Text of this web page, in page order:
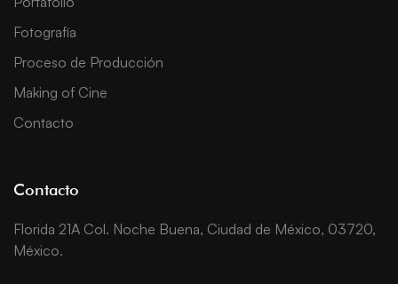
Fotografía
Proceso de Producción
Making of Cine
Contacto
Contacto
Florida 21A Col. Noche Buena, Ciudad de México, 03720,
México.